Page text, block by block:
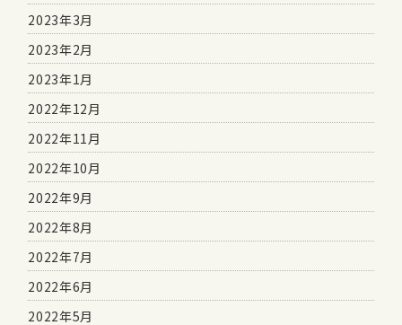
2023年3月
2023年2月
2023年1月
2022年12月
2022年11月
2022年10月
2022年9月
2022年8月
2022年7月
2022年6月
2022年5月